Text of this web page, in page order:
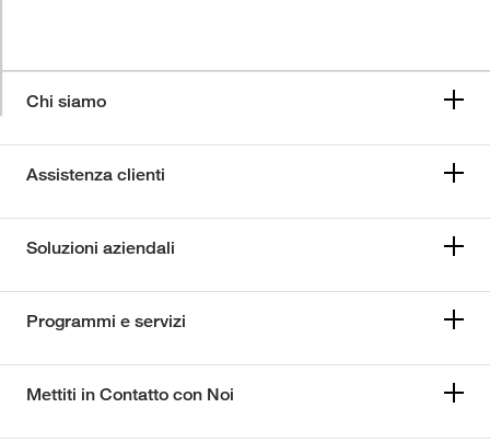
Chi siamo
Assistenza clienti
Soluzioni aziendali
Programmi e servizi
Mettiti in Contatto con Noi